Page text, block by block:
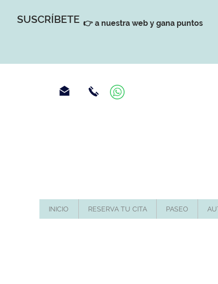
SUSCRÍBETE 👉 a nuestra web y gana puntos
INICIO RESERVA TU CITA PASEO